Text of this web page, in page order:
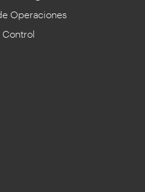
Operaciones
Control